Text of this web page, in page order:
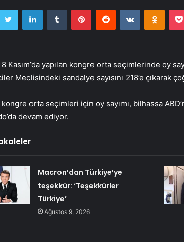
Twitter LinkedInTumblr PinterestReddit VKontakte
8 Kasım’da yapılan kongre orta seçimlerinde oy
Meclisindeki sandalye sayısını 218’e çıkarak
kongre orta seçimleri için oy sayımı, bilhassa
devam ediyor.
Macron’dan Türkiye’ye
teşekkür: ‘Teşekkürler
Türkiye’
Ağustos 9, 2026